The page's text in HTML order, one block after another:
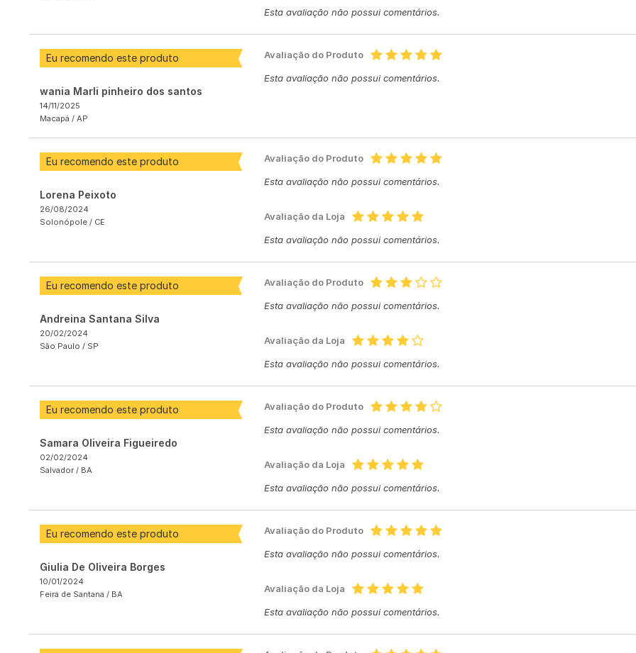
Esta avaliação não possui comentários.
Eu recomendo este produto
wania Marli pinheiro dos santos
14/11/2025
Macapá / AP
Avaliação do Produto
Esta avaliação não possui comentários.
Eu recomendo este produto
Lorena Peixoto
26/08/2024
Solonópole / CE
Avaliação do Produto
Esta avaliação não possui comentários.
Avaliação da Loja
Esta avaliação não possui comentários.
Eu recomendo este produto
Andreina Santana Silva
20/02/2024
São Paulo / SP
Avaliação do Produto
Esta avaliação não possui comentários.
Avaliação da Loja
Esta avaliação não possui comentários.
Eu recomendo este produto
Samara Oliveira Figueiredo
02/02/2024
Salvador / BA
Avaliação do Produto
Esta avaliação não possui comentários.
Avaliação da Loja
Esta avaliação não possui comentários.
Eu recomendo este produto
Giulia De Oliveira Borges
10/01/2024
Feira de Santana / BA
Avaliação do Produto
Esta avaliação não possui comentários.
Avaliação da Loja
Esta avaliação não possui comentários.